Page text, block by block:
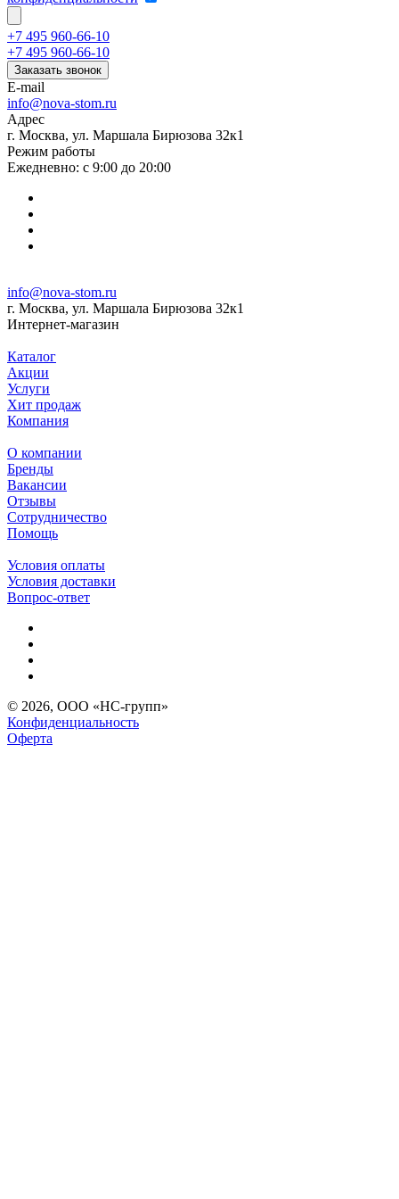
+7 495 960-66-10
+7 495 960-66-10
Заказать звонок
E-mail
info@nova-stom.ru
Адрес
г. Москва, ул. Маршала Бирюзова 32к1
Режим работы
Ежедневно: с 9:00 до 20:00
info@nova-stom.ru
г. Москва, ул. Маршала Бирюзова 32к1
Интернет-магазин
Каталог
Акции
Услуги
Хит продаж
Компания
О компании
Бренды
Вакансии
Отзывы
Сотрудничество
Помощь
Условия оплаты
Условия доставки
Вопрос-ответ
© 2026, ООО «НС-групп»
Конфиденциальность
Оферта